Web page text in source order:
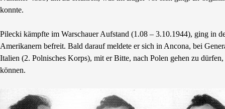
konnte.
Pilecki kämpfte im Warschauer Aufstand (1.08 – 3.10.1944), ging in
Amerikanern befreit. Bald darauf meldete er sich in Ancona, bei
Italien (2. Polnisches Korps), mit er Bitte, nach Polen gehen zu
können.